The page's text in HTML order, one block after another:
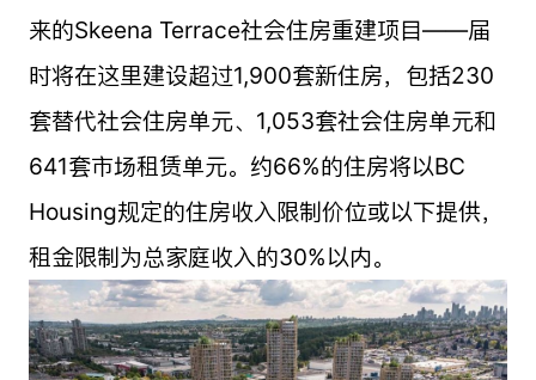
来的Skeena Terrace社会住房重建项目——届
时将在这里建设超过1,900套新住房，包括230
套替代社会住房单元、1,053套社会住房单元和
641套市场租赁单元。约66%的住房将以BC
Housing规定的住房收入限制价位或以下提供，
租金限制为总家庭收入的30%以内。